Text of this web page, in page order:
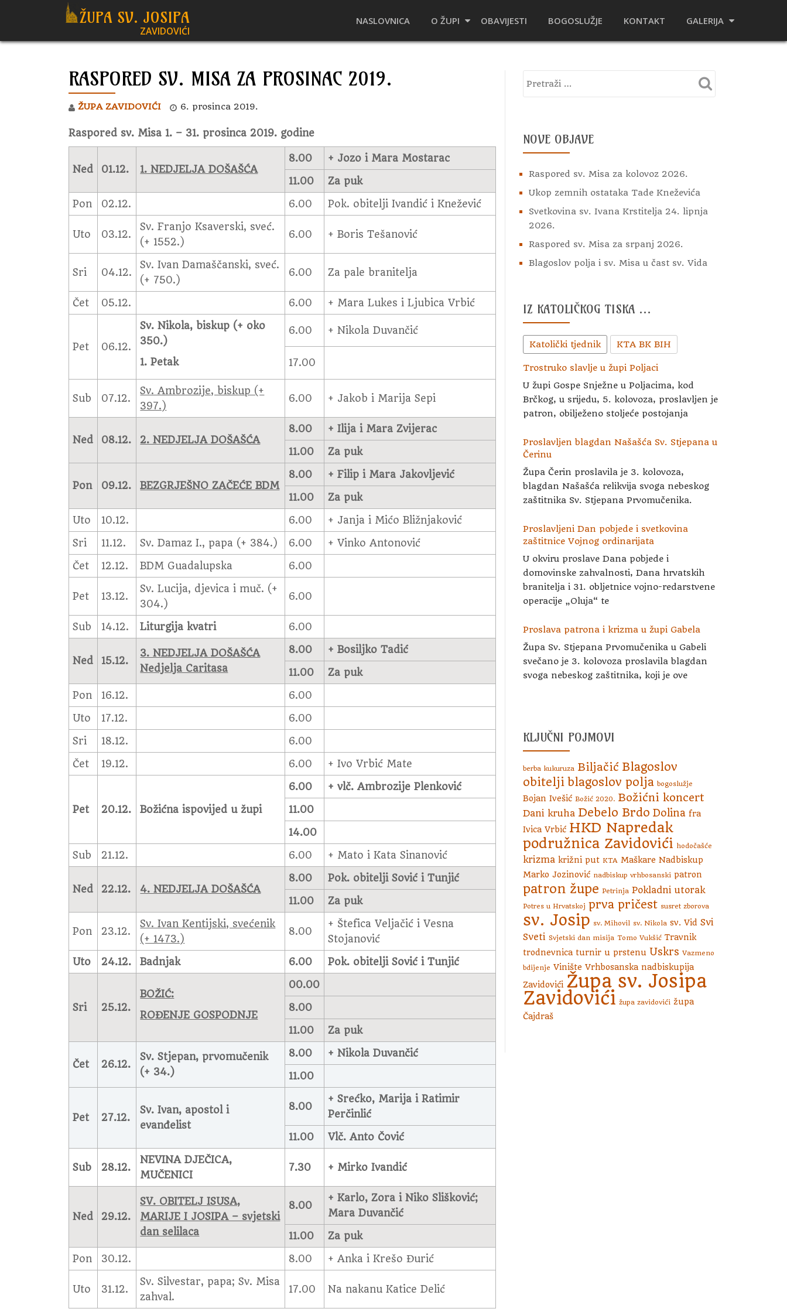
to
ŽUPA SV. JOSIPA
ZAVIDOVIĆI
NASLOVNICA O ŽUPI OBAVIJESTI BOGOSLUŽJE KONTAKT GALERIJA
RASPORED SV. MISA ZA PROSINAC 2019.
ŽUPA ZAVIDOVIĆI 6. prosinca 2019.
Raspored sv. Misa 1. – 31. prosinca 2019. godine
Ned 01.12. 1. NEDJELJA DOŠAŠĆA
8.00
+ Jozo i Mara Mostarac
11.00
Za puk
Pon
02.12. 6.00 Pok. obitelji Ivandić i Knežević
Uto 03.12.
Sv. Franjo Ksaverski, sveć.
(+ 1552.)
6.00 + Boris Tešanović
Sri 04.12.
Sv. Ivan Damaščanski, sveć.
(+ 750.)
6.00 Za pale branitelja
Čet 05.12. 6.00 + Mara Lukes i Ljubica Vrbić
Pet 06.12.
Sv. Nikola, biskup (+ oko
350.)
1. Petak
6.00 + Nikola Duvančić
17.00
Sub 07.12.
Sv. Ambrozije, biskup (+
397.)
6.00 + Jakob i Marija Sepi
Ned 08.12. 2. NEDJELJA DOŠAŠĆA
8.00
+ Ilija i Mara Zvijerac
11.00
Za puk
Pon 09.12. BEZGRJEŠNO ZAČEĆE BDM
8.00
+ Filip i Mara Jakovljević
11.00
Za puk
Uto
10.12. 6.00
+ Janja i Mićo Bližnjaković
Sri
11.12. Sv. Damaz I., papa (+ 384.) 6.00
+ Vinko Antonović
Čet
12.12. BDM Guadalupska 6.00
Pet 13.12.
Sv. Lucija, djevica i muč. (+
304.)
6.00
Sub 14.12. Liturgija kvatri 6.00
Ned 15.12.
3. NEDJELJA DOŠAŠĆA
Nedjelja Caritasa
8.00
+ Bosiljko Tadić
11.00
Za puk
Pon
16.12.
6.00
Uto
17.12.
6.00
Sri
18.12.
6.00
Čet
19.12. 6.00 + Ivo Vrbić Mate
Pet 20.12. Božićna ispovijed u župi
6.00
+ vlč. Ambrozije Plenković
11.00
14.00
Sub
21.12. 6.00 + Mato i Kata Sinanović
Ned 22.12. 4. NEDJELJA DOŠAŠĆA
8.00
Pok. obitelji Sović i Tunjić
11.00
Za puk
Pon 23.12.
Sv. Ivan Kentijski, svećenik
(+ 1473.)
8.00
+ Štefica Veljačić i Vesna
Stojanović
Uto
24.12. Badnjak 6.00 Pok. obitelji Sović i Tunjić
Sri 25.12.
BOŽIĆ:
ROĐENJE GOSPODNJE
00.00
8.00
11.00
Za puk
Čet 26.12.
Sv. Stjepan, prvomučenik
(+ 34.)
8.00
+ Nikola Duvančić
11.00
Pet 27.12.
Sv. Ivan, apostol i
evanđelist
8.00
+ Srećko, Marija i Ratimir
Perčinlić
11.00
Vlč. Anto Čović
Sub 28.12.
NEVINA DJEČICA,
MUČENICI
7.30 + Mirko Ivandić
Ned 29.12.
SV. OBITELJ ISUSA,
MARIJE I JOSIPA – svjetski
dan selilaca
8.00
+ Karlo, Zora i Niko Slišković;
Mara Duvančić
11.00
Za puk
Pon
30.12. 8.00 + Anka i Krešo Đurić
Uto 31.12.
Sv. Silvestar, papa; Sv. Misa
zahval.
17.00 Na nakanu Katice Delić
NOVE OBJAVE
Raspored sv. Misa za kolovoz 2026.
Ukop zemnih ostataka Tade Kneževića
Svetkovina sv. Ivana Krstitelja 24. lipnja
2026.
Raspored sv. Misa za srpanj 2026.
Blagoslov polja i sv. Misa u čast sv. Vida
IZ KATOLIČKOG TISKA …
Katolički tjednik KTA BK BIH
Trostruko slavlje u župi Poljaci
U župi Gospe Snježne u Poljacima, kod
Brčkog, u srijedu, 5. kolovoza, proslavljen je
patron, obilježeno stoljeće postojanja
Proslavljen blagdan Našašća Sv. Stjepana u
Čerinu
Župa Čerin proslavila je 3. kolovoza,
blagdan Našašća relikvija svoga nebeskog
zaštitnika Sv. Stjepana Prvomučenika.
Proslavljeni Dan pobjede i svetkovina
zaštitnice Vojnog ordinarijata
U okviru proslave Dana pobjede i
domovinske zahvalnosti, Dana hrvatskih
branitelja i 31. obljetnice vojno-redarstvene
operacije „Oluja“ te
Proslava patrona i krizma u župi Gabela
Župa Sv. Stjepana Prvomučenika u Gabeli
svečano je 3. kolovoza proslavila blagdan
svoga nebeskog zaštitnika, koji je ove
KLJUČNI POJMOVI
berba kukuruza Biljačić Blagoslov
obitelji blagoslov polja bogoslužje
Bojan Ivešić Božić 2020. Božićni koncert
Dani kruha Debelo Brdo Dolina fra
Ivica Vrbić HKD Napredak
podružnica Zavidovići hodočašće
krizma križni put KTA Maškare Nadbiskup
Marko Jozinović nadbiskup vrhbosanski patron
patron župe Petrinja Pokladni utorak
Potres u Hrvatskoj prva pričest susret zborova
sv. Josip sv. Mihovil sv. Nikola sv. Vid Svi
Sveti Svjetski dan misija Tomo Vukšić Travnik
trodnevnica turnir u prstenu Uskrs Vazmeno
bdijenje Vinište Vrhbosanska nadbiskupija
Zavidovići Župa sv. Josipa
Zavidovići župa zavidovići župa
Čajdraš